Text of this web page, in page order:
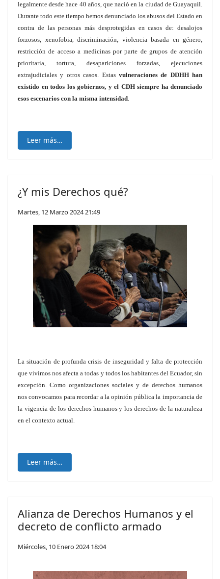
legalmente desde hace 40 años, que nació en la ciudad de Guayaquil.
Durante todo este tiempo hemos denunciado los abusos del Estado en
contra de las personas más desprotegidas en casos de: desalojos
forzosos, xenofobia, discriminación, violencia basada en género,
restricción de acceso a medicinas por parte de grupos de atención
prioritaria, tortura, desapariciones forzadas, ejecuciones
extrajudiciales y otros casos. Estas vulneraciones de DDHH han
existido en todos los gobiernos, y el CDH siempre ha denunciado
esos escenarios con la misma intensidad.
Leer más…
¿Y mis Derechos qué?
Martes, 12 Marzo 2024 21:49
La situación de profunda crisis de inseguridad y falta de protección
que vivimos nos afecta a todas y todos los habitantes del Ecuador, sin
excepción. Como organizaciones sociales y de derechos humanos
nos convocamos para recordar a la opinión pública la importancia de
la vigencia de los derechos humanos y los derechos de la naturaleza
en el contexto actual.
Leer más…
Alianza de Derechos Humanos y el
decreto de conflicto armado
Miércoles, 10 Enero 2024 18:04